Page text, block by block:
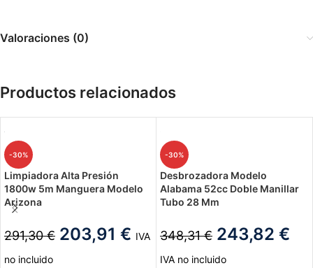
Valoraciones (0)
Productos relacionados
-30%
Limpiadora Alta Presión
1800w 5m Manguera Modelo
Arizona
291,30€ 203,91 € IVA
no incluido
-30%
Desbrozadora Modelo
Alabama 52cc Doble Manillar
Tubo 28 Mm
348,31€ 243,82 €
IVA no incluido